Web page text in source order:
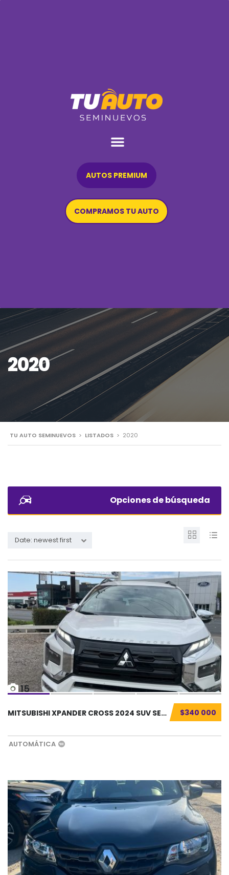
AUTOS PREMIUM
COMPRAMOS TU AUTO
2020
TU AUTO SEMINUEVOS > LISTADOS > 2020
Opciones de búsqueda
Date: newest first
15
$340 000
MITSUBISHI XPANDER CROSS 2024 SUV SEMINUEVO....
AUTOMÁTICA